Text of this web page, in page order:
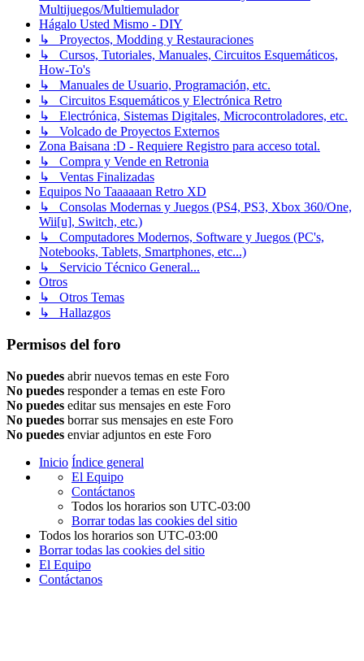
Multijuegos/Multiemulador
Hágalo Usted Mismo - DIY
↳ Proyectos, Modding y Restauraciones
↳ Cursos, Tutoriales, Manuales, Circuitos Esquemáticos,
How-To's
↳ Manuales de Usuario, Programación, etc.
↳ Circuitos Esquemáticos y Electrónica Retro
↳ Electrónica, Sistemas Digitales, Microcontroladores, etc.
↳ Volcado de Proyectos Externos
Zona Baisana :D - Requiere Registro para acceso total.
↳ Compra y Vende en Retronia
↳ Ventas Finalizadas
Equipos No Taaaaaan Retro XD
↳ Consolas Modernas y Juegos (PS4, PS3, Xbox 360/One,
Wii[u], Switch, etc.)
↳ Computadores Modernos, Software y Juegos (PC's,
Notebooks, Tablets, Smartphones, etc...)
↳ Servicio Técnico General...
Otros
↳ Otros Temas
↳ Hallazgos
Permisos del foro
No puedes abrir nuevos temas en este Foro
No puedes responder a temas en este Foro
No puedes editar sus mensajes en este Foro
No puedes borrar sus mensajes en este Foro
No puedes enviar adjuntos en este Foro
Inicio Índice general
El Equipo
Contáctanos
Todos los horarios son UTC-03:00
Borrar todas las cookies del sitio
Todos los horarios son UTC-03:00
Borrar todas las cookies del sitio
El Equipo
Contáctanos